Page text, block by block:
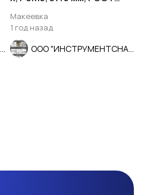
9140-78, СССР.
Макеевка
1 год назад